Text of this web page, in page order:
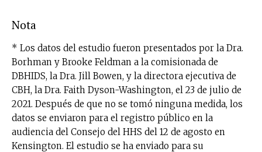
Nota
* Los datos del estudio fueron presentados por la Dra.
Borhman y Brooke Feldman a la comisionada de
DBHIDS, la Dra. Jill Bowen, y la directora ejecutiva de
CBH, la Dra. Faith Dyson-Washington, el 23 de julio de
2021. Después de que no se tomó ninguna medida, los
datos se enviaron para el registro público en la
audiencia del Consejo del HHS del 12 de agosto en
Kensington. El estudio se ha enviado para su